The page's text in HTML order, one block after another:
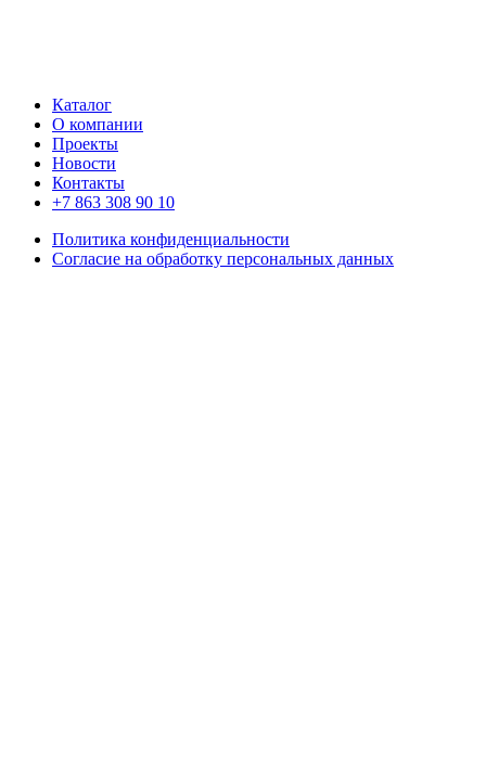
Каталог
О компании
Проекты
Новости
Контакты
+7 863 308 90 10
Политика конфиденциальности
Согласие на обработку персональных данных